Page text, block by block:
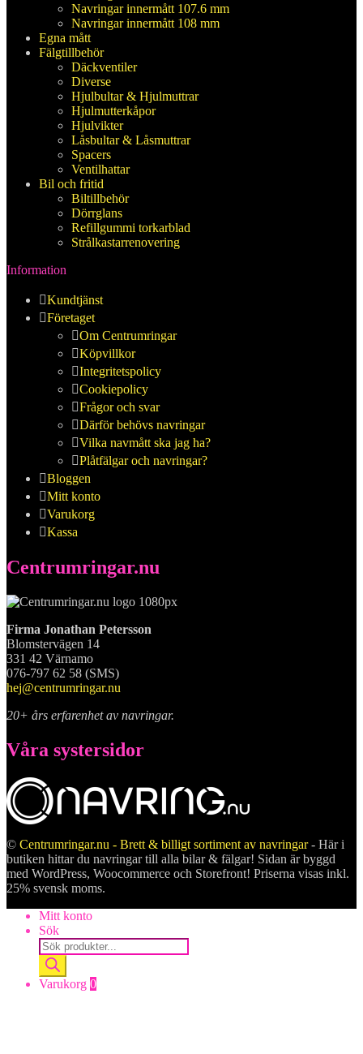
Navringar innermått 107.6 mm
Navringar innermått 108 mm
Egna mått
Fälgtillbehör
Däckventiler
Diverse
Hjulbultar & Hjulmuttrar
Hjulmutterkåpor
Hjulvikter
Låsbultar & Låsmuttrar
Spacers
Ventilhattar
Bil och fritid
Biltillbehör
Dörrglans
Refillgummi torkarblad
Strålkastarrenovering
Information
Kundtjänst
Företaget
Om Centrumringar
Köpvillkor
Integritetspolicy
Cookiepolicy
Frågor och svar
Därför behövs navringar
Vilka navmått ska jag ha?
Plåtfälgar och navringar?
Bloggen
Mitt konto
Varukorg
Kassa
Centrumringar.nu
Firma Jonathan Petersson
Blomstervägen 14
331 42 Värnamo
076-797 62 58 (SMS)
hej@centrumringar.nu
20+ års erfarenhet av navringar.
Våra systersidor
© Centrumringar.nu - Brett & billigt sortiment av navringar- Här i
butiken hittar du navringar till alla bilar & fälgar! Sidan är byggd
med WordPress, Woocommerce och Storefront! Priserna visas inkl.
25% svensk moms.
Mitt konto
Sök
Products
search
Varukorg 0